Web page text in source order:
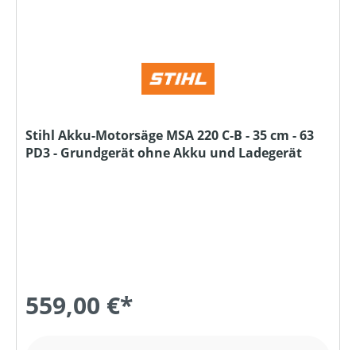
Stihl Akku-Motorsäge MSA 220 C-B - 35 cm - 63
PD3 - Grundgerät ohne Akku und Ladegerät
559,00 €*